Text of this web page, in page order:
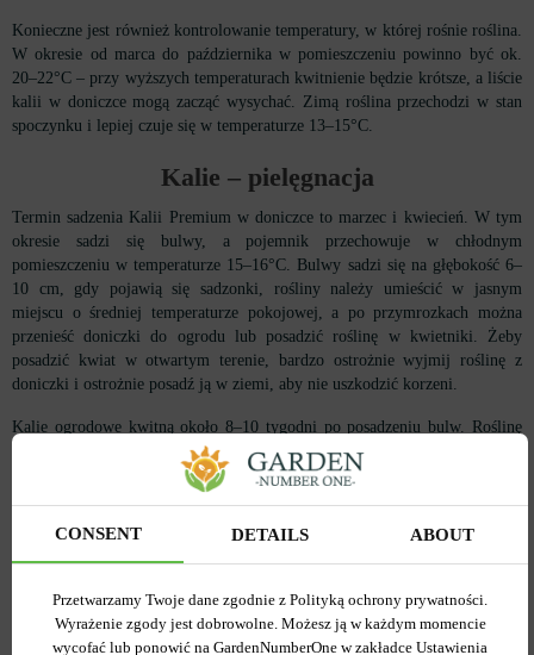
Konieczne jest również kontrolowanie temperatury, w której rośnie roślina.
W okresie od marca do października w pomieszczeniu powinno być ok.
20–22°C – przy wyższych temperaturach kwitnienie będzie krótsze, a liście
kalii w doniczce mogą zacząć wysychać. Zimą roślina przechodzi w stan
spoczynku i lepiej czuje się w temperaturze 13–15°C.
Kalie – pielęgnacja
Termin sadzenia Kalii Premium w doniczce to marzec i kwiecień. W tym
okresie sadzi się bulwy, a pojemnik przechowuje w chłodnym
pomieszczeniu w temperaturze 15–16°C. Bulwy sadzi się na głębokość 6–
10 cm, gdy pojawią się sadzonki, rośliny należy umieścić w jasnym
miejscu o średniej temperaturze pokojowej, a po przymrozkach można
przenieść doniczki do ogrodu lub posadzić roślinę w kwietniki. Żeby
posadzić kwiat w otwartym terenie, bardzo ostrożnie wyjmij roślinę z
doniczki i ostrożnie posadź ją w ziemi, aby nie uszkodzić korzeni.
Kalie ogrodowe kwitną około 8–10 tygodni po posadzeniu bulw. Roślinę
należy regularnie podlewać (przy suchej pogodzie zaleca się podlewanie co
3–4 dni), a w okresie kwitnienia nawozić wieloskładnikowymi nawozami
Nawóz
Przy uprawie kalii ogrodowej Premium ważne jest nawożenie. Stosowanie
nawozu należy rozpocząć się kilka tygodni po pojawieniu się kiełków. W
tym celu możesz użyć zwykłych uniwersalnych kompleksów mineralnych.
CONSENT DETAILS ABOUT
Przetwarzamy Twoje dane zgodnie z Polityką ochrony prywatności.
Wyrażenie zgody jest dobrowolne. Możesz ją w każdym momencie
wycofać lub ponowić na GardenNumberOne w zakładce Ustawienia